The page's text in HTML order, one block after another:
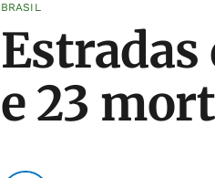
BRASIL
Estradas
e 23